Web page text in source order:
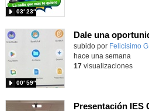
03′ 23″
Contenido educativo.
subido por Felicisimo G.
00′ 59″
hace una semana
17visualizaciones